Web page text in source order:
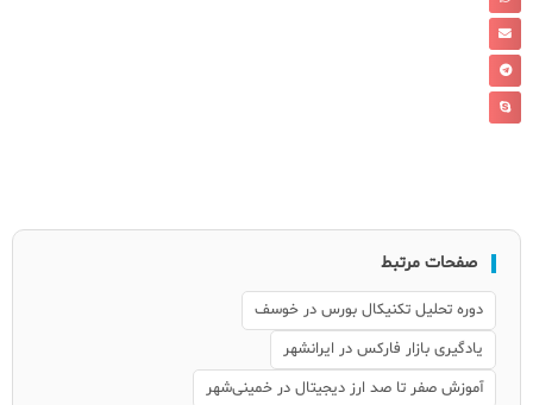
صفحات مرتبط
دوره تحلیل تکنیکال بورس در خوسف
یادگیری بازار فارکس در ایرانشهر
آموزش صفر تا صد ارز دیجیتال در خمینی‌شهر